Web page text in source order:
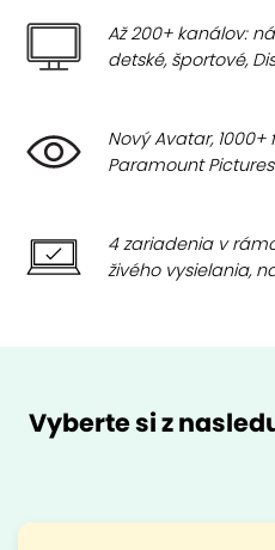
Až 200+ kanálov:
detské, športové,
Nový Avatar, 1000+
Paramount
4 zariadenia v
živého vysielania,
Vyberte si z